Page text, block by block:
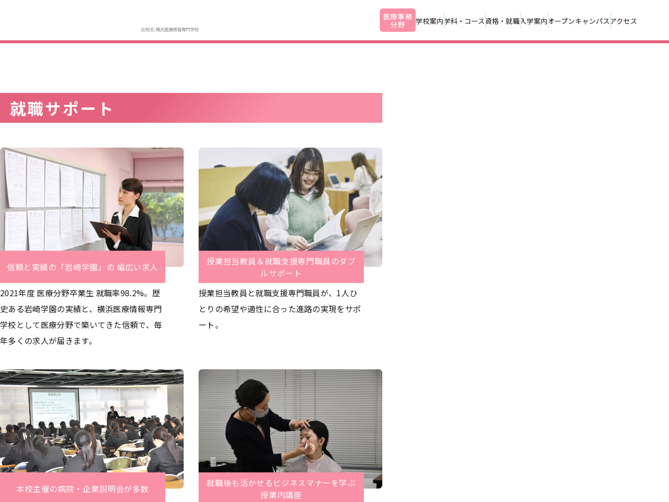
医療事務
分野
学校案内 学科・コース 資格・就職入学案内 オープンキャンパス アクセス
就職サポート
信頼と実績の「岩崎学園」の 幅広い求人
2021年度 医療分野卒業生 就職率98.2%。歴
史ある岩崎学園の実績と、横浜医療情報専門
学校として医療分野で築いてきた信頼で、毎
年多くの求人が届きます。
授業担当教員＆就職支援専門職員のダブ
ルサポート
授業担当教員と就職支援専門職員が、1人ひ
とりの希望や適性に合った進路の実現をサポ
ート。
本校主催の病院・企業説明会が多数
就職後も活かせるビジネスマナーを学ぶ
授業内講座